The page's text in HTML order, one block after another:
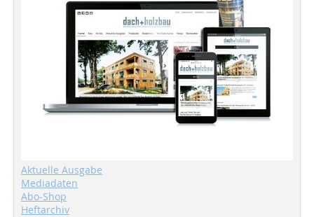
Aktuelle Ausgabe
Mediadaten
Abo-Shop
Heftarchiv